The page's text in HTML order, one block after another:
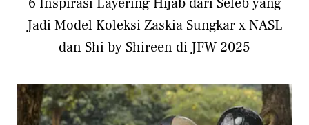
Jadi Model Koleksi Zaskia Sungkar x NASL
dan Shi by Shireen di JFW 2025